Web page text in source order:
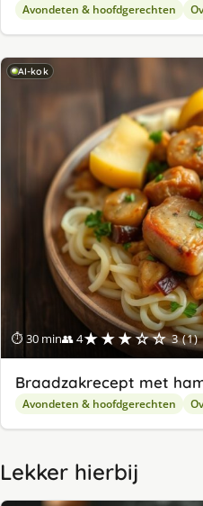
Avondeten & hoofdgerechten
AI-kok
⏱ 30 min👥 4★★★☆☆ 3 (1)
Braadzakrecept met
Avondeten & hoofdgerechten
Lekker hierbij